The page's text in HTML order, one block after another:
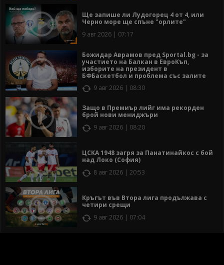
Ще запише ли Лудогорец 4 от 4, или
Черно море ще спъне "орлите"
9 авг 2026 | 07:17
Божидар Аврамов пред Sportal.bg - за
участието на Балкан в ЕвроКъп,
изборите на президент в
БФБаскетбол и проблема със залите
9 авг 2026 | 08:30
Защо в Премиър лийг има рекорден
брой нови мениджъри
9 авг 2026 | 08:20
ЦСКА 1948 загря за Панатинайкос с бой
над Локо (София)
8 авг 2026 | 20:53
Кръгът във Втора лига продължава с
четири срещи
9 авг 2026 | 07:04